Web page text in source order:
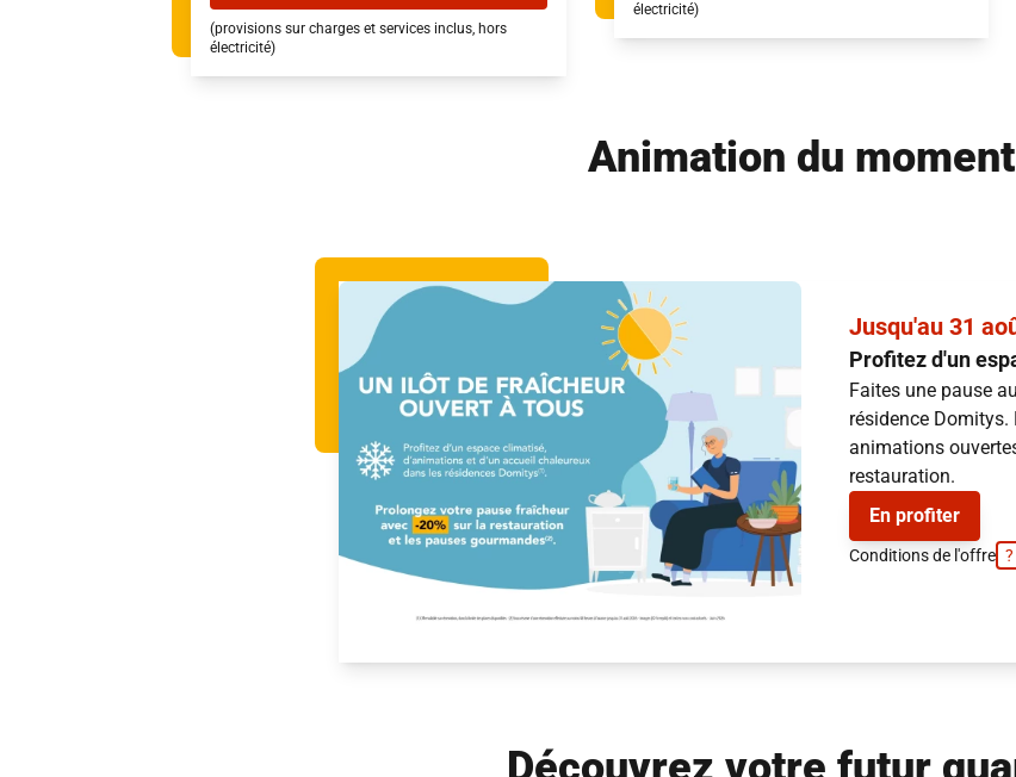
(provisions sur charges et services inclus, hors
électricité)
électricité)
Animation du moment
Jusqu'au 31
Profitez d'un
Faites une pause
résidence
animations
restauration.
En profiter
Conditions de l'offre ?